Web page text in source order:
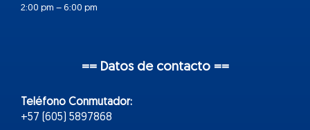
2:00 pm – 6:00 pm
== Datos de contacto ==
Teléfono Conmutador:
+57 (605) 5897868